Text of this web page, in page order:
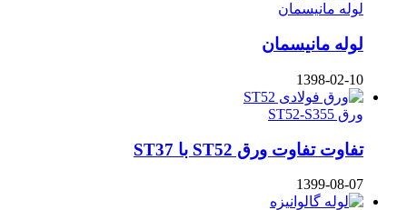
لوله مانیسمان
لوله مانیسمان
1398-02-10
ورق ST52-S355
تفاوت تفاوت ورق ST52 با ST37
1399-08-07